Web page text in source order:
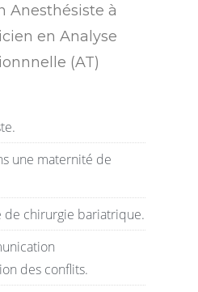
Anesthésiste à
en Analyse
(AT)
une maternité de
de chirurgie bariatrique.
des conflits.​​